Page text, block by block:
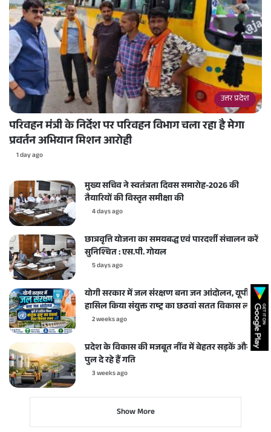
उत्तर प्रदेश
परिवहन मंत्री के निर्देश पर परिवहन विभाग चला रहा है मेगा
प्रवर्तन अभियान मिशन आरोही
1 day ago
मुख्य सचिव ने स्वतंत्रता दिवस समारोह-2026 की
तैयारियों की विस्तृत समीक्षा की
4 days ago
छात्रवृत्ति योजना का समयबद्ध एवं पारदर्शी संचालन करें
सुनिश्चित : एस.पी. गोयल
5 days ago
योगी सरकार में जल संरक्षण बना जन आंदोलन, यूपी ने
हासिल किया संयुक्त राष्ट्र का छठवां सतत विकास लक्ष्य
2 weeks ago
प्रदेश के विकास की मजबूत नींव में बेहतर सड़कें और
पुल दे रहे हैं गति
3 weeks ago
Show More